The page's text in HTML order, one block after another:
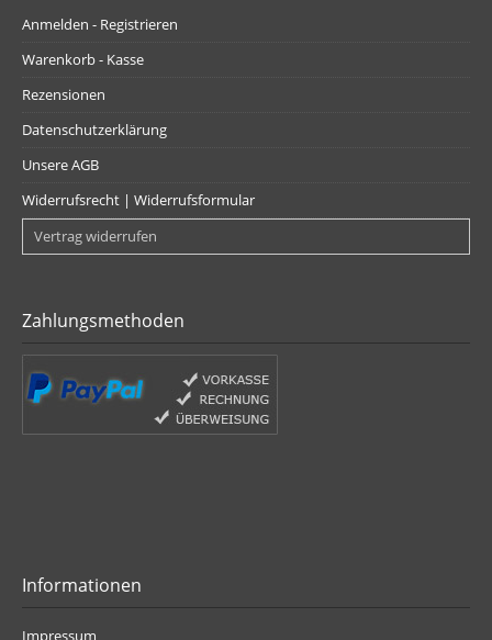
Anmelden - Registrieren
Warenkorb - Kasse
Rezensionen
Datenschutzerklärung
Unsere AGB
Widerrufsrecht | Widerrufsformular
Vertrag widerrufen
Zahlungsmethoden
Informationen
Impressum